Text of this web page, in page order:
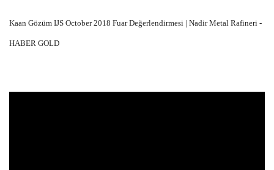
Kaan Gözüm IJS October 2018 Fuar Değerlendirmesi | Nadir Metal Rafineri -
HABER GOLD